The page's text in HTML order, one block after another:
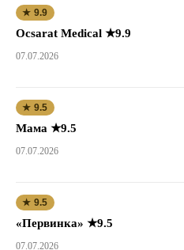
★ 9.9
Ocsarat Medical ★9.9
07.07.2026
★ 9.5
Мама ★9.5
07.07.2026
★ 9.5
«Первинка» ★9.5
07.07.2026